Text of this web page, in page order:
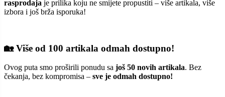
rasprodaja je prilika koju ne smijete propustiti – više artikala, više
izbora i još brža isporuka!
🏡 Više od 100 artikala odmah dostupno!
Ovog puta smo proširili ponudu sa još 50 novih artikala. Bez
čekanja, bez kompromisa – sve je odmah dostupno!